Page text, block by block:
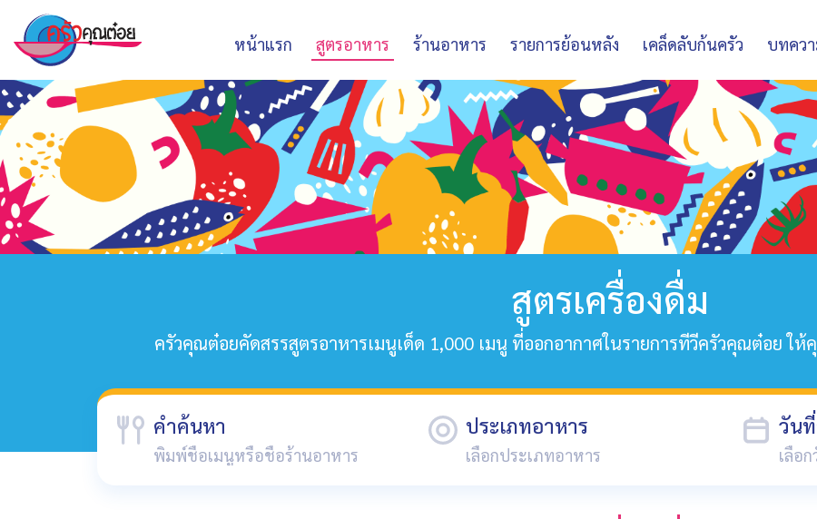
หน้าแรก สูตรอาหาร ร้านอาหาร รายการย้อนหลัง เคล็ดลับก้นครัว บทคว
สูตรเครื่องดื่ม
ครัวคุณต๋อยคัดสรรสูตรอาหารเมนูเด็ด 1,000 เมนู ที่ออกอากาศในรายการทีวีครัวคุณต๋อย ใ
คำค้นหา ประเภทอาหาร วัน